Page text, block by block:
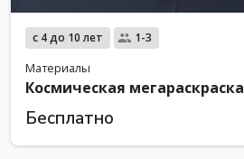
с 4 до 10 лет 1-3
Материалы
Космическая мегараскраска
Бесплатно